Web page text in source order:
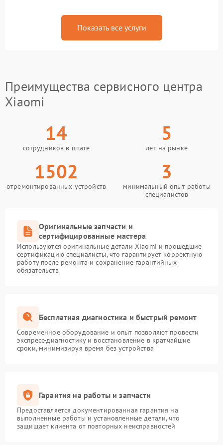
Показать все услуги
Преимущества сервисного центра
Xiaomi
14
сотрудников в штате
5
лет на рынке
1502
отремонтированных устройств
3
минимальный опыт работы
специалистов
Оригинальные запчасти и
сертифицированные мастера
Используются оригинальные детали Xiaomi и прошедшие
сертификацию специалисты, что гарантирует корректную
работу после ремонта и сохранение гарантийных
обязательств
Бесплатная диагностика и быстрый ремонт
Современное оборудование и опыт позволяют провести
экспресс-диагностику и восстановление в кратчайшие
сроки, минимизируя время без устройства
Гарантия на работы и запчасти
Предоставляется документированная гарантия на
выполненные работы и установленные детали, что
защищает клиента от повторных неисправностей